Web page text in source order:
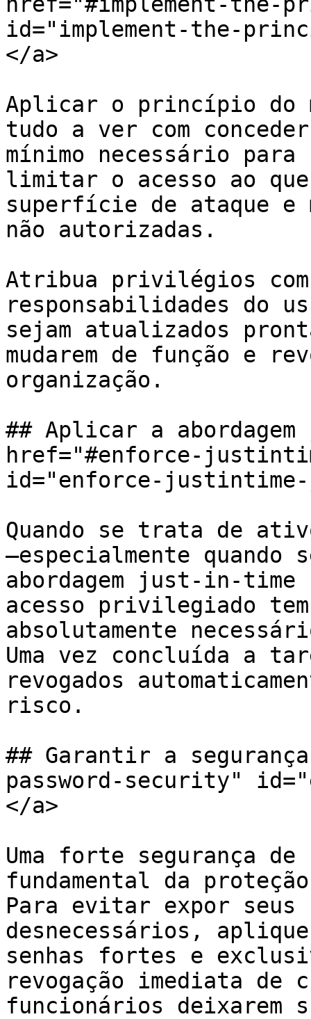
id="implement-the-
</a>
Aplicar o princípio do
tudo a ver com
mínimo necessário
limitar o acesso ao
superfície de ataque e
não autorizadas.
Atribua privilégios com
responsabilidades do
sejam atualizados
mudarem de função e
organização.
## Aplicar a
href="#enforce-
id="enforce-
Quando se trata de
—especialmente
abordagem just-in-
acesso privilegiado
absolutamente
Uma vez concluída a
revogados
risco.
## Garantir a
password-security"
</a>
Uma forte segurança
fundamental da
Para evitar expor seus
desnecessários,
senhas fortes e
revogação imediata de
funcionários deixarem